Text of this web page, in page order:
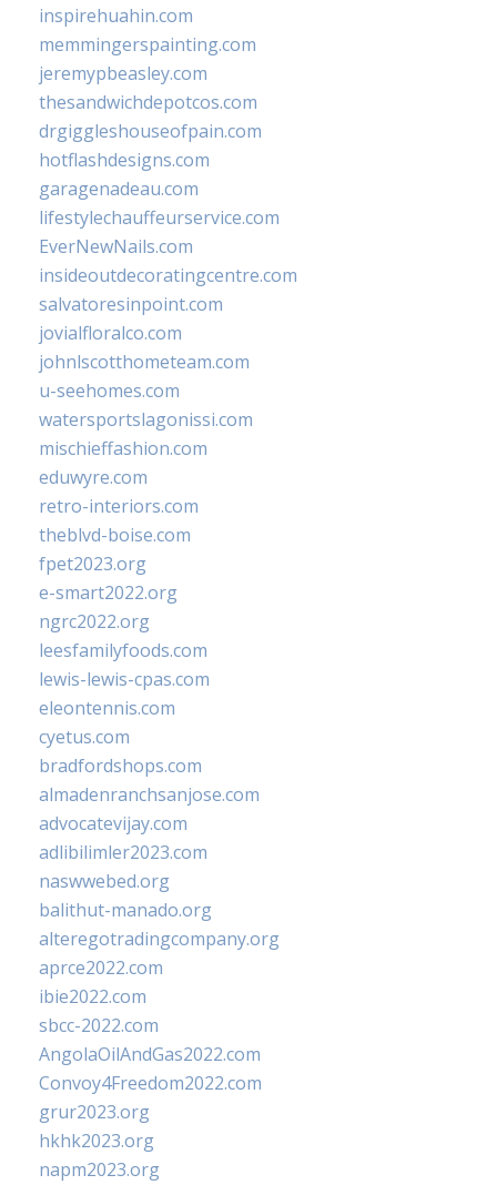
inspirehuahin.com
memmingerspainting.com
jeremypbeasley.com
thesandwichdepotcos.com
drgiggleshouseofpain.com
hotflashdesigns.com
garagenadeau.com
lifestylechauffeurservice.com
EverNewNails.com
insideoutdecoratingcentre.com
salvatoresinpoint.com
jovialfloralco.com
johnlscotthometeam.com
u-seehomes.com
watersportslagonissi.com
mischieffashion.com
eduwyre.com
retro-interiors.com
theblvd-boise.com
fpet2023.org
e-smart2022.org
ngrc2022.org
leesfamilyfoods.com
lewis-lewis-cpas.com
eleontennis.com
cyetus.com
bradfordshops.com
almadenranchsanjose.com
advocatevijay.com
adlibilimler2023.com
naswwebed.org
balithut-manado.org
alteregotradingcompany.org
aprce2022.com
ibie2022.com
sbcc-2022.com
AngolaOilAndGas2022.com
Convoy4Freedom2022.com
grur2023.org
hkhk2023.org
napm2023.org